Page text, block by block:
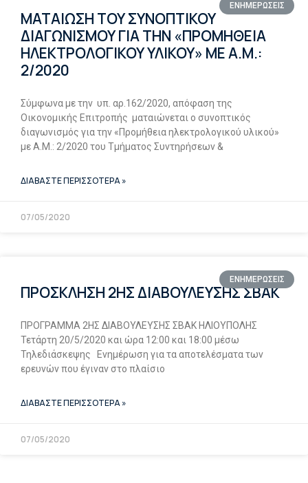
ΕΝΗΜΕΡΩΣΕΙΣ
ΜΑΤΑΙΩΣΗ ΤΟΥ ΣΥΝΟΠΤΙΚΟΥ
ΔΙΑΓΩΝΙΣΜΟΥ ΓΙΑ ΤΗΝ «ΠΡΟΜΗΘΕΙΑ
ΗΛΕΚΤΡΟΛΟΓΙΚΟΥ ΥΛΙΚΟΥ» ΜΕ Α.Μ.:
2/2020
Σύμφωνα με την υπ. αρ.162/2020, απόφαση της
Οικονομικής Επιτροπής ματαιώνεται ο συνοπτικός
διαγωνισμός για την «Προμήθεια ηλεκτρολογικού υλικού»
με Α.Μ.: 2/2020 του Τμήματος Συντηρήσεων &
ΔΙΑΒΑΣΤΕ ΠΕΡΙΣΣΟΤΕΡΑ »
07/05/2020
ΕΝΗΜΕΡΩΣΕΙΣ
ΠΡΟΣΚΛΗΣΗ 2ΗΣ ΔΙΑΒΟΥΛΕΥΣΗΣ ΣΒΑΚ
ΠΡΟΓΡΑΜΜΑ 2ΗΣ ΔΙΑΒΟΥΛΕΥΣΗΣ ΣΒΑΚ ΗΛΙΟΥΠΟΛΗΣ
Τετάρτη 20/5/2020 και ώρα 12:00 και 18:00 μέσω
Τηλεδιάσκεψης Ενημέρωση για τα αποτελέσματα των
ερευνών που έγιναν στο πλαίσιο
ΔΙΑΒΑΣΤΕ ΠΕΡΙΣΣΟΤΕΡΑ »
07/05/2020